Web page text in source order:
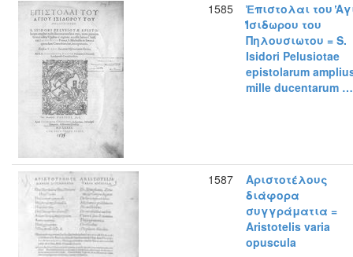
1585
Ἐπιστολαι του
̓Ισιδωρου του
Πηλουσιωτου = S.
Isidori Pelusiotae
epistolarum
mille ducentarum …
1587
Αριστοτέλους
διάφορα
συγγράματια =
Aristotelis varia
opuscula